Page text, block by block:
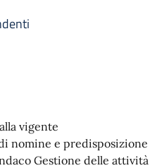
vigente
nomine e predisposizione
Gestione delle attività